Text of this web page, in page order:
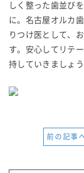
しく整った歯並び
に。名古屋オルカ
りつけ医として、
す。安心してリテ
持していきましょう
前の記事